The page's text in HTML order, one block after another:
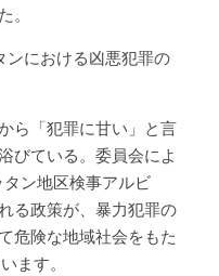
。
ンにおける凶悪犯罪の
ら「犯罪に甘い」と言
びている。委員会によ
ン地区検事アルビ
る政策が、暴力犯罪の
危険な地域社会をもた
ます。